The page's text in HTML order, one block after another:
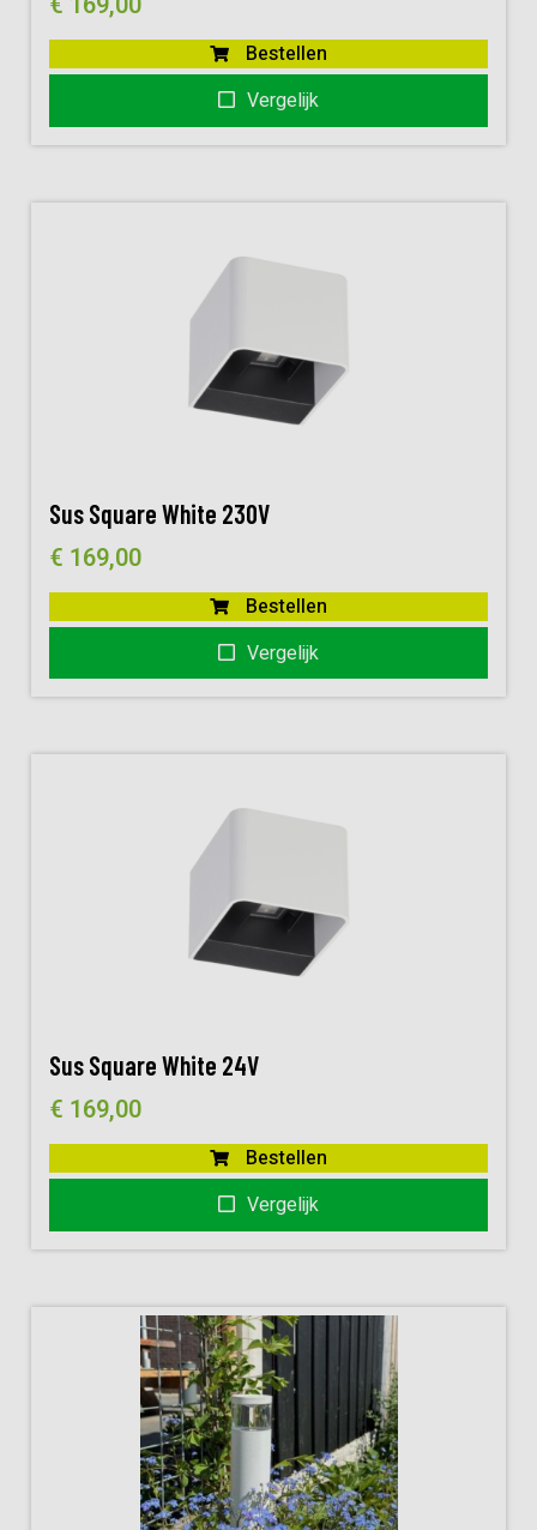
Bestellen
Vergelijk
Sus Square White 230V
€ 169,00
Bestellen
Vergelijk
Sus Square White 24V
€ 169,00
Bestellen
Vergelijk